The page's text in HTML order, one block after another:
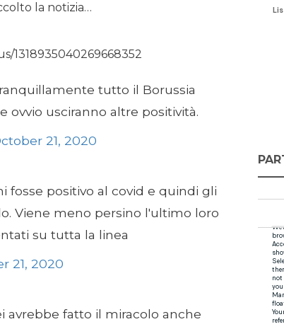
la notizia…
1318935040269668352
tutto il Borussia
usciranno altre positività.
21, 2020
fosse positivo al covid e quindi gli
Viene meno persino l'ultimo loro
su tutta la linea
21, 2020
avrebbe fatto il miracolo anche